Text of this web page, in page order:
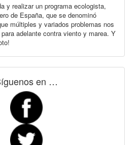
y realizar un programa ecologista,
de España, que se denominó
múltiples y variados problemas nos
adelante contra viento y marea. Y
en …